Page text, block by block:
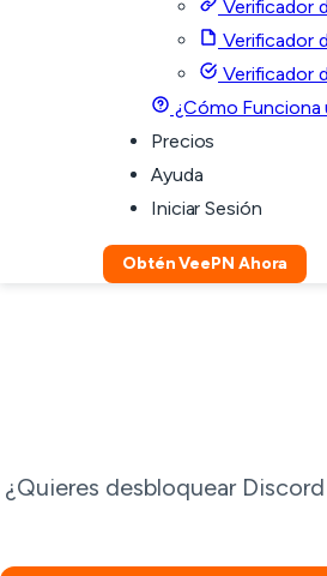
Verificador
Verificador
Verificador
¿Cómo Funciona
Precios
Ayuda
Iniciar Sesión
Obtén VeePN Ahora
¿Quieres desbloquear